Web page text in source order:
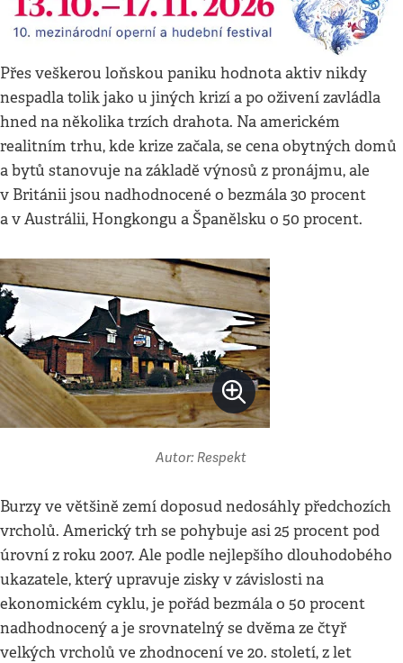
Přes veškerou loňskou paniku hodnota aktiv nikdy
nespadla tolik jako u jiných krizí a po oživení zavládla
hned na několika trzích drahota. Na americkém
realitním trhu, kde krize začala, se cena obytných domů
a bytů stanovuje na základě výnosů z pronájmu, ale
v Británii jsou nadhodnocené o bezmála 30 procent
a v Austrálii, Hongkongu a Španělsku o 50 procent.
Autor: Respekt
Burzy ve většině zemí doposud nedosáhly předchozích
vrcholů. Americký trh se pohybuje asi 25 procent pod
úrovní z roku 2007. Ale podle nejlepšího dlouhodobého
ukazatele, který upravuje zisky v závislosti na
ekonomickém cyklu, je pořád bezmála o 50 procent
nadhodnocený a je srovnatelný se dvěma ze čtyř
velkých vrcholů ve zhodnocení ve 20. století, z let